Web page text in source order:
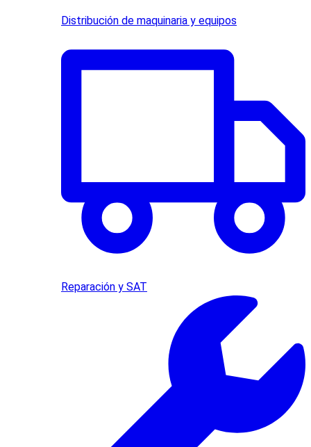
Distribución de maquinaria y equipos
Reparación y SAT